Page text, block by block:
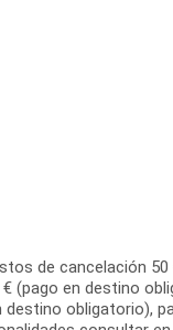
de cancelación
(pago en destino
destino obligatorio),